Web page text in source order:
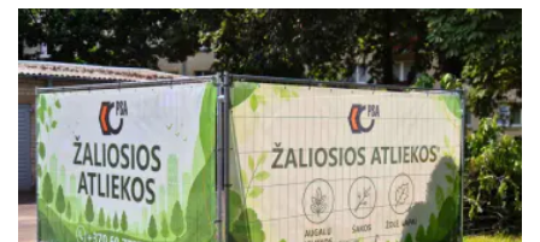
„Garliavos“ komandai.
Paskutinį kartą Lietuvos čempionato prizininke
Panevėžio komanda yra tapusi dar 2010 m., o iš
viso panevėžietės Lietuvos čempionato
prizininkėmis yra tapusios septynis kartus.